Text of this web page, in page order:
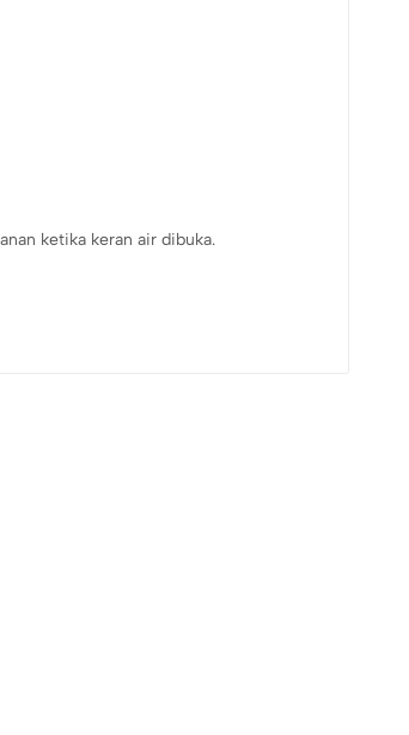
ketika keran air dibuka.